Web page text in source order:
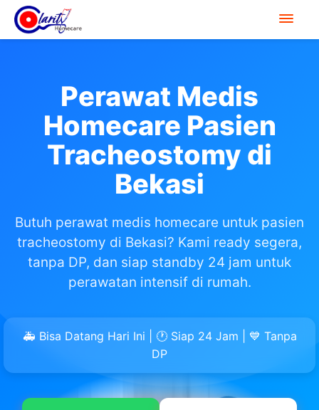
Perawat Medis
Homecare Pasien
Tracheostomy di
Bekasi
Butuh perawat medis homecare untuk pasien
tracheostomy di Bekasi? Kami ready segera,
tanpa DP, dan siap standby 24 jam untuk
perawatan intensif di rumah.
🚑 Bisa Datang Hari Ini | 🕐 Siap 24 Jam | 💙 Tanpa
DP